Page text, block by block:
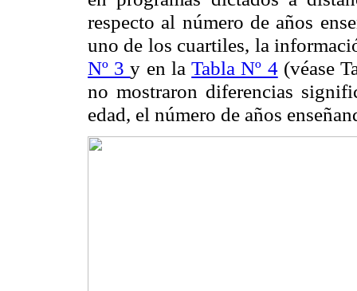
respecto al número de años
uno de los cuartiles, la
Nº 3y en laTabla Nº 4(véase
no mostraron diferencias
edad, el número de años